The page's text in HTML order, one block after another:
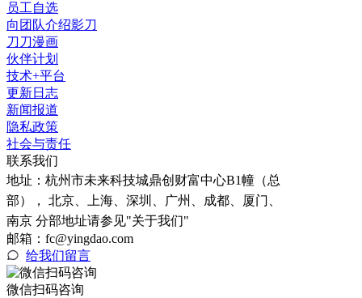
员工自选
向团队介绍影刀
刀刀漫画
伙伴计划
技术+平台
更新日志
新闻报道
隐私政策
社会与责任
联系我们
地址： 杭州市未来科技城鼎创财富中心B1幢（总
部）， 北京、上海、深圳、广州、成都、厦门、
南京 分部地址请参见"关于我们"
邮箱：fc@yingdao.com
给我们留言
微信扫码咨询